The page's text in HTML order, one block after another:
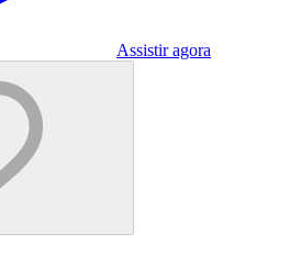
Assistir agora